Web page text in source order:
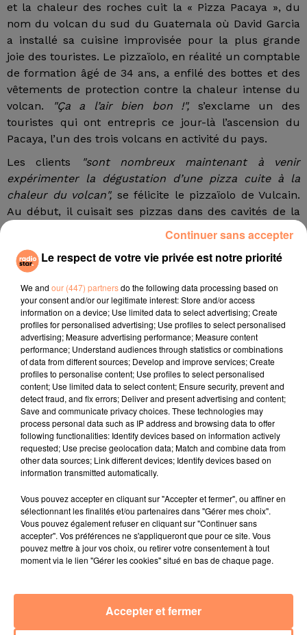
et la chaleur des roches cuit la « Pizza Pacaya », du
nom du volcan du sud du Guatemala où David Garcia
a installé sa cuisine improvisée pour la plus grande
joie des touristes. Le pizzaïolo, en réalité un comptable
de formation âgé de 34 ans, a enfilé des bottes et des
vêtements de protection contre la chaleur intense du
volcan.
"Ça a l’air bien bon !", s’exclame un des
touristes qui ont entrepris ce jour-là l’ascension du
Pacaya, l’un des trois volcans en activité du pays.
Les clients
"sont nombreux maintenant à venir
expérimenter la dégustation d’une pizza cuite à la
chaleur du volcan", se félicite le pizzaïolo de Vulcain.
Au début, il cuisait ses pizzas dans des cavités de la
lave encore brûlante, mais le regain d’activité du
volcan depuis février lui a donné l’idée de cuisiner
directement sur la lave en mouvement. En effet, le
Pacaya, qui culmine à 2.552 mètres d’altitude à
environ 25 km au sud de la capitale, est actuellement
sous surveillance renforcée : les villageois qui vivent
sur les flancs du volcan sont sous la menace
d’explosions et de pluies de cendres.
"Le seul fait de voir que tu vas manger quelque chose
cuisiné sur la lave, cela paraît ridicule, mais il n’y a
qu’ici qu’on peut voir ça",commente Kelt Van, un
touriste néerlandais qui a apprécié sa pizza :"elle était
très bonne et avait un croustillant magmatique".
fil actus
Radio Star Live avec Dadju
27 juin 2022
Marseille : une application pour mettre en
relation extras et...
Le cocholed pour jouer à la pétanque
jusqu'au bout de la nuit !
Le respect de votre vie privée est notre priorité
We and our (447) partnersdo the following data processing based on
your consent and/or our legitimate interest: Store and/or access
information on a device; Use limited data to select advertising; Create
profiles for personalised advertising; Use profiles to select personalised
advertising; Measure advertising performance; Measure content
performance; Understand audiences through statistics or combinations
of data from different sources; Develop and improve services; Create
profiles to personalise content; Use profiles to select personalised
content; Use limited data to select content; Ensure security, prevent and
detect fraud, and fix errors; Deliver and present advertising and content;
Save and communicate privacy choices. These technologies may
process personal data such as IP address and browsing data to offer
following functionalities: Identify devices based on information actively
requested; Use precise geolocation data; Match and combine data from
other data sources; Link different devices; Identify devices based on
information transmitted automatically.
Vous pouvez accepter en cliquant sur "Accepter et fermer", ou affiner en
sélectionnant les finalités et/ou partenaires dans "Gérer mes choix".
Vous pouvez également refuser en cliquant sur "Continuer sans
accepter". Vos préférences ne s'appliqueront que pour ce site. Vous
pouvez mettre à jour vos choix, ou retirer votre consentement à tout
moment via le lien "Gérer les cookies" situé en bas de chaque page.
Accepter et fermer
Continuer sans accepter